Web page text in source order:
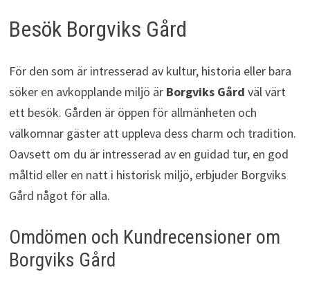
Besök Borgviks Gård
För den som är intresserad av kultur, historia eller bara
söker en avkopplande miljö är Borgviks Gård väl värt
ett besök. Gården är öppen för allmänheten och
välkomnar gäster att uppleva dess charm och tradition.
Oavsett om du är intresserad av en guidad tur, en god
måltid eller en natt i historisk miljö, erbjuder Borgviks
Gård något för alla.
Omdömen och Kundrecensioner om
Borgviks Gård